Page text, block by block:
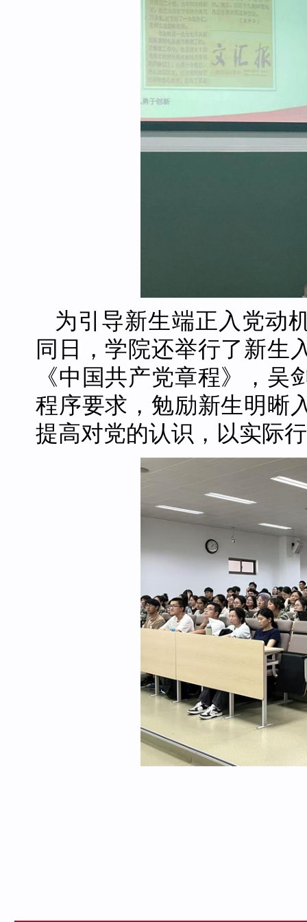
为引导新生端正入党动
同日，学院还举行了新生
《中国共产党章程》，吴
程序要求，勉励新生明晰
提高对党的认识，以实际